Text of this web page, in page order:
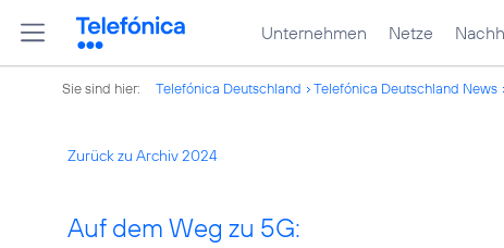
Unternehmen Netze
Sie sind hier: Telefónica Deutschland Telefónica Deutschland News
Zurück zu Archiv 2024
Auf dem Weg zu 5G: